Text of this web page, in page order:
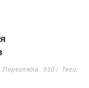
Переглядів : 910 Теги: